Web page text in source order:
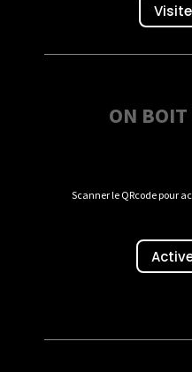
ON BOIT
Scanner le QRcode pour